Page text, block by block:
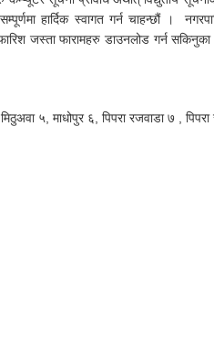
हार्दिक स्वागत गर्न चाहन्छौं ।
जस्ता फारामहरु डाउनलोड गर्न
५, माधोपुर ६, पिपरा रजवाडा ७ ,